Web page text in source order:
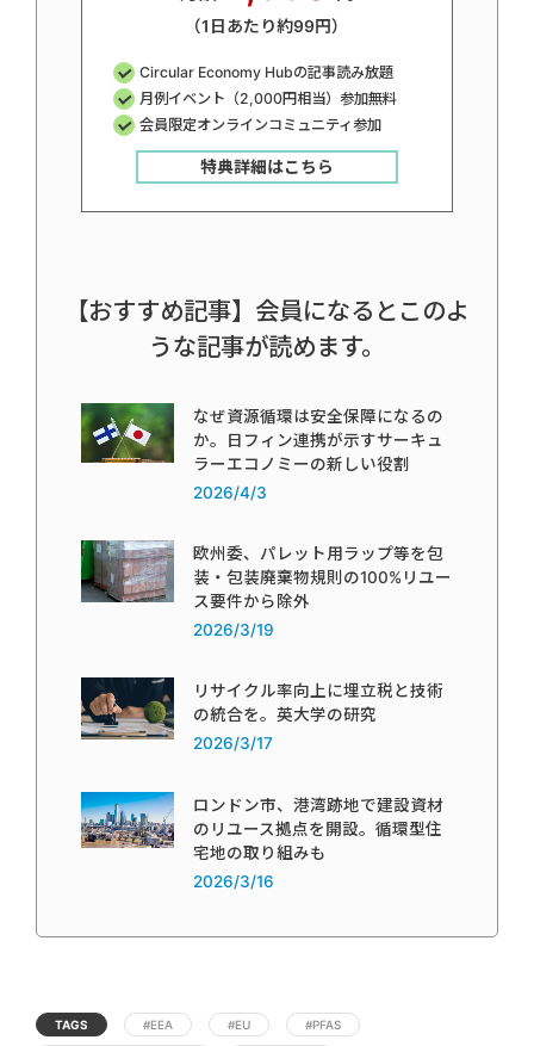
（1日あたり約99円）
Circular Economy Hubの記事読み放題
月例イベント（2,000円相当）参加無料
会員限定オンラインコミュニティ参加
特典詳細はこちら
【おすすめ記事】会員になるとこのよ
うな記事が読めます。
なぜ資源循環は安全保障になるの
か。日フィン連携が示すサーキュ
ラーエコノミーの新しい役割
2026/4/3
欧州委、パレット用ラップ等を包
装・包装廃棄物規則の100%リユー
ス要件から除外
2026/3/19
リサイクル率向上に埋立税と技術
の統合を。英大学の研究
2026/3/17
ロンドン市、港湾跡地で建設資材
のリユース拠点を開設。循環型住
宅地の取り組みも
2026/3/16
TAGS #EEA #EU #PFAS